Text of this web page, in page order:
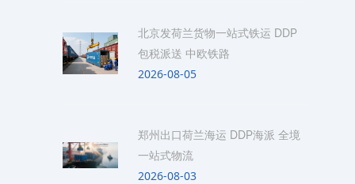
北京发荷兰货物一站式铁运 DDP
包税派送 中欧铁路
2026-08-05
郑州出口荷兰海运 DDP海派 全境
一站式物流
2026-08-03